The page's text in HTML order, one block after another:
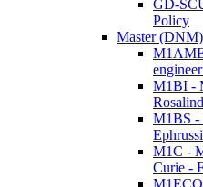
GD-
Policy
Master (DNM)
M1BI -
M1BS -
M1C -
Curie -